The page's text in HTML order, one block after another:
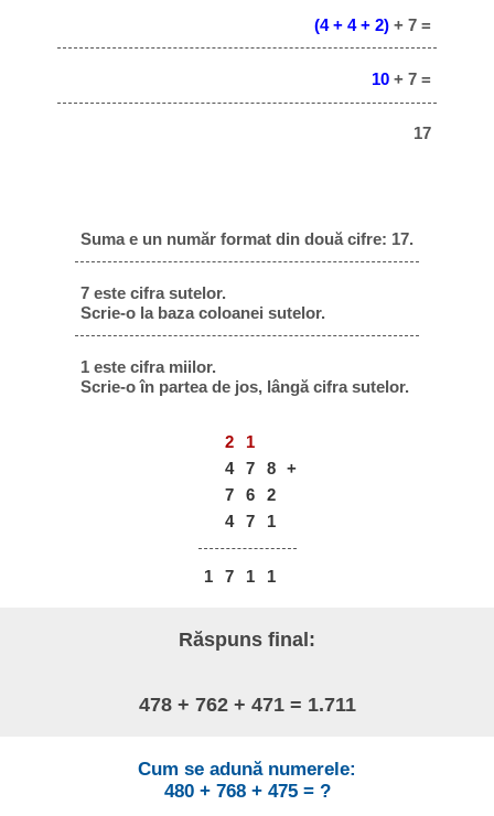
(4 + 4 + 2) + 7 =
10 + 7 =
17
Suma e un număr format din două cifre: 17.
7 este cifra sutelor.
Scrie-o la baza coloanei sutelor.
1 este cifra miilor.
Scrie-o în partea de jos, lângă cifra sutelor.
2
1
4
7 8
+
7
6
2
4
7 1
1 7 1 1
Răspuns final:
478 + 762 + 471 = 1.711
Cum se adună numerele:
480 + 768 + 475 = ?